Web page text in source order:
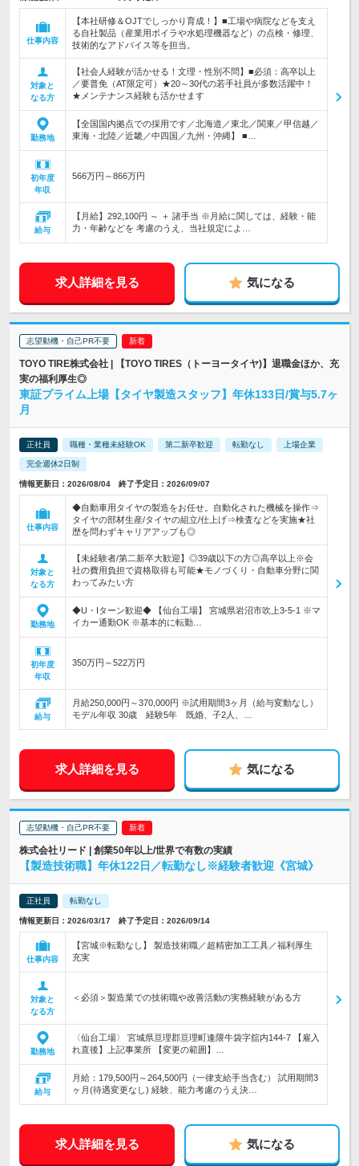
仕事内容
【本社研修＆OJTでしっかり育成！】■工場や病院などを支え
る自社製品（産業用ボイラや水処理機器など）の点検・修理、
技術的なアドバイス等を担当。
対象と
なる方
【社会人経験が活かせる！文理・性別不問】■必須：高卒以上
／要普免（AT限定可）★20～30代の若手社員が多数活躍中！
★メンテナンス経験も活かせます
勤務地
【全国国内拠点での採用です／北海道／東北／関東／甲信越／
東海・北陸／近畿／中四国／九州・沖縄】 ■…
初年度
年収
566万円～866万円
給与
【月給】292,100円 ～ ＋ 諸手当 ※月給に関しては、経験・能
力・年齢などを 考慮のうえ、当社規定によ…
求人詳細を見る 気になる
志望動機・自己PR不要
TOYO TIRE株式会社 | 【TOYO TIRES（トーヨータイヤ)】退職金ほか、充
実の福利厚生◎
東証プライム上場【タイヤ製造スタッフ】年休133日/賞与5.7ヶ
月
正社員 職種・業種未経験OK 第二新卒歓迎 転勤なし 上場企業
完全週休2日制
情報更新日：2026/08/04 終了予定日：2026/09/07
仕事内容
◆自動車用タイヤの製造をお任せ。自動化された機械を操作⇒
タイヤの部材生産/タイヤの組立/仕上げ⇒検査などを実施★社
歴を問わずキャリアアップも◎
対象と
なる方
【未経験者/第二新卒大歓迎】◎39歳以下の方◎高卒以上※会
社の費用負担で資格取得も可能★モノづくり・自動車分野に関
わってみたい方
勤務地
◆U・Iターン歓迎◆ 【仙台工場】 宮城県岩沼市吹上3-5-1 ※マ
イカー通勤OK ※基本的に転勤…
初年度
年収
350万円～522万円
給与
月給250,000円～370,000円 ※試用期間3ヶ月（給与変動なし）
モデル年収 30歳 経験5年 既婚、子2人、…
求人詳細を見る 気になる
志望動機・自己PR不要
株式会社リード | 創業50年以上/世界で有数の実績
【製造技術職】年休122日／転勤なし※経験者歓迎《宮城》
正社員 転勤なし
情報更新日：2026/03/17 終了予定日：2026/09/14
仕事内容
【宮城※転勤なし】 製造技術職／超精密加工工具／福利厚生
充実
対象と
なる方
＜必須＞製造業での技術職や改善活動の実務経験がある方
勤務地
〈仙台工場〉 宮城県亘理郡亘理町逢隈牛袋字舘内144-7 【雇入
れ直後】上記事業所 【変更の範囲】…
給与
月給：179,500円～264,500円（一律支給手当含む） 試用期間3
ヶ月(待遇変更なし) 経験、能力考慮のうえ決…
求人詳細を見る 気になる